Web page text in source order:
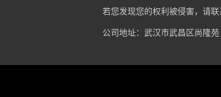
若您发现您的权利被侵害，请联
公司地址：武汉市武昌区尚隆